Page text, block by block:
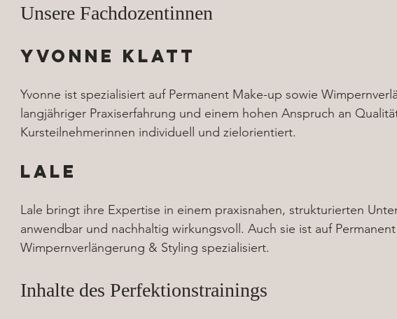
Unsere Fachdozentinnen
Yvonne Klatt
Yvonne ist spezialisiert auf Permanent Make-up sowie
langjähriger Praxiserfahrung und einem hohen Anspruch an
Kursteilnehmerinnen individuell und zielorientiert.
Lale
Lale bringt ihre Expertise in einem praxisnahen, strukturierten
anwendbar und nachhaltig wirkungsvoll. Auch sie ist auf
Wimpernverlängerung & Styling spezialisiert.
Inhalte des Perfektionstrainings